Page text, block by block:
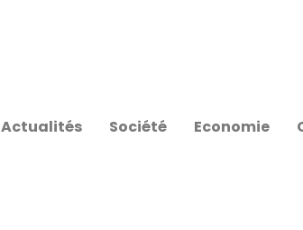
Actualités Société Economie